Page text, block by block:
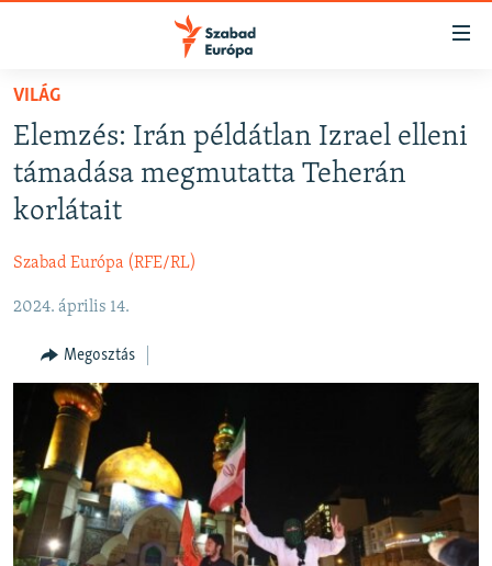
Akadálymentes
Ugrás
fő
oldalra
Ugrás
tartalomjegyzékre
NAPIRENDEN
AKTUÁLIS
PODCASTOK
ELEMZŐ
NER15
SZABADON
TÁRSADALOM
DEMOKRÁCIA
A PÉNZ NYOMÁBAN
EURÓPAI UNIÓ
VILÁG
VILÁG
Elemzés: Irán példátlan Izrael elleni
támadása megmutatta Teherán
korlátait
Szabad Európa (RFE/RL)
2024. április 14.
Megosztás
FELIRATKOZÁS
Spotify